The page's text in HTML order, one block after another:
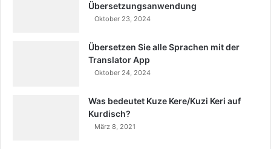
Übersetzungsanwendung
Oktober 23, 2024
Übersetzen Sie alle Sprachen mit der
Translator App
Oktober 24, 2024
Was bedeutet Kuze Kere/Kuzi Keri auf
Kurdisch?
März 8, 2021